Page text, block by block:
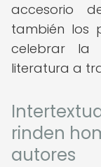
accesorio
también los
celebrar la
literatura a
rinden
autores